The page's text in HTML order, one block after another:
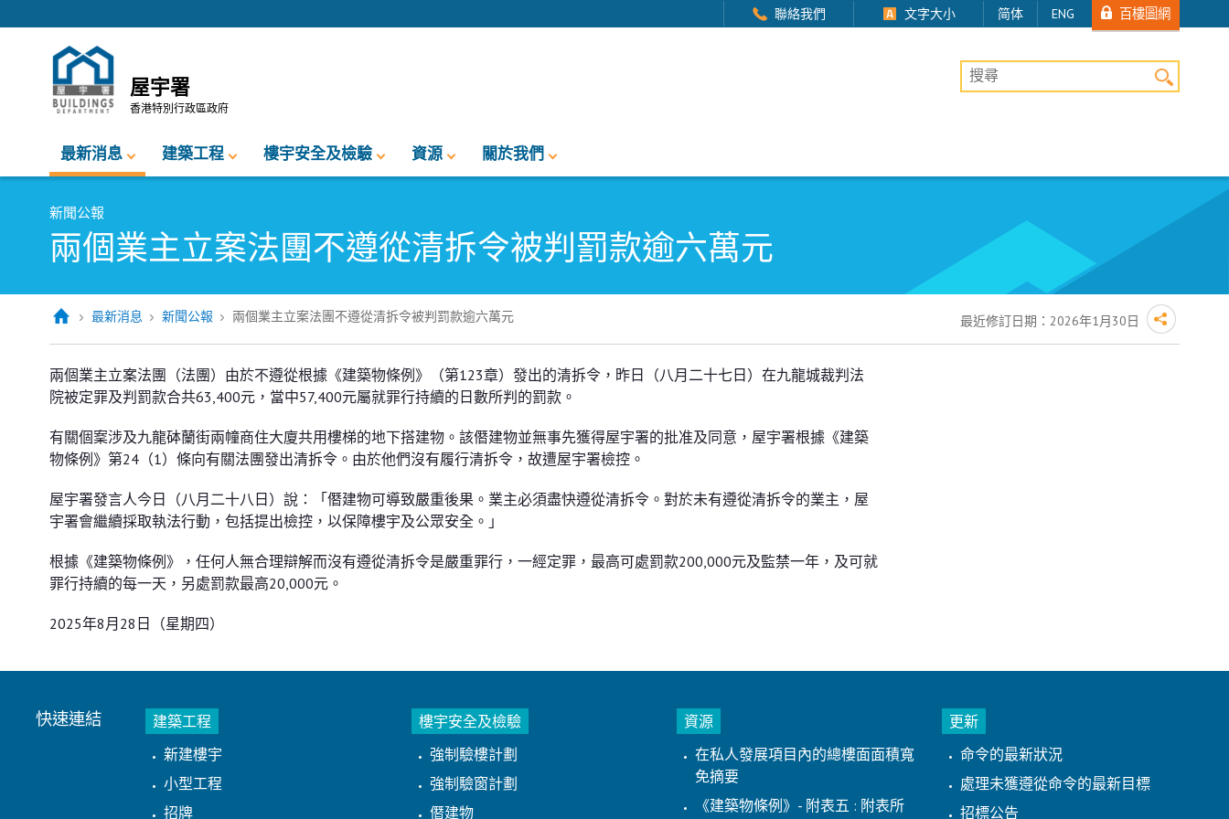
聯絡我們 文字大小 简体 ENG 百樓圖網
屋宇署
香港特別行政區政府
桌上版網站搜尋
最新消息 建築工程 樓宇安全及檢驗 資源 關於我們
新聞公報
兩個業主立案法團不遵從清拆令被判罰款逾六萬元
最新消息 新聞公報 兩個業主立案法團不遵從清拆令被判罰款逾六萬元 最近修訂日期：2026年1月30日
兩個業主立案法團不遵從清拆令被判罰款逾六萬元
兩個業主立案法團（法團）由於不遵從根據《建築物條例》（第123章）發出的清拆令，昨日（八月二十七日）在九龍城裁判法
院被定罪及判罰款合共63,400元，當中57,400元屬就罪行持續的日數所判的罰款。
有關個䅁涉及九龍砵蘭街兩幢商住大廈共用樓梯的地下搭建物。該僭建物並無事先獲得屋宇署的批准及同意，屋宇署根據《建築
物條例》第24（1）條向有關法團發出清拆令。由於他們沒有履行清拆令，故遭屋宇署檢控。
屋宇署發言人今日（八月二十八日）說：「僭建物可導致嚴重後果。業主必須盡快遵從清拆令。對於未有遵從清拆令的業主，屋
宇署會繼續採取執法行動，包括提出檢控，以保障樓宇及公眾安全。」
根據《建築物條例》，任何人無合理辯解而沒有遵從清拆令是嚴重罪行，一經定罪，最高可處罰款200,000元及監禁一年，及可就
罪行持續的每一天，另處罰款最高20,000元。
2025年8月28日（星期四）
快速連結
建築工程
新建樓宇
小型工程
招牌
樓宇安全及檢驗
強制驗樓計劃
強制驗窗計劃
僭建物
資源
在私人發展項目內的總樓面面積寬
免摘要
《建築物條例》- 附表五 : 附表所
更新
命令的最新狀況
處理未獲遵從命令的最新目標
招標公告